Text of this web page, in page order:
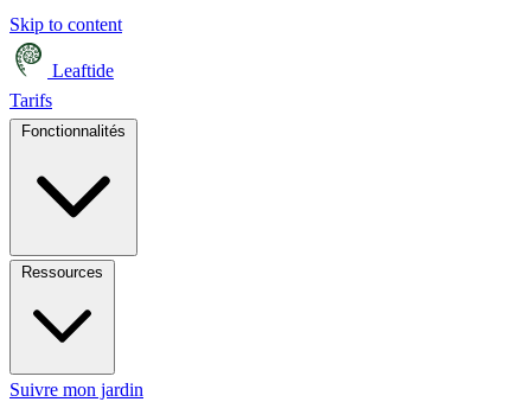
Skip to content
Leaftide
Tarifs
Suivre mon jardin